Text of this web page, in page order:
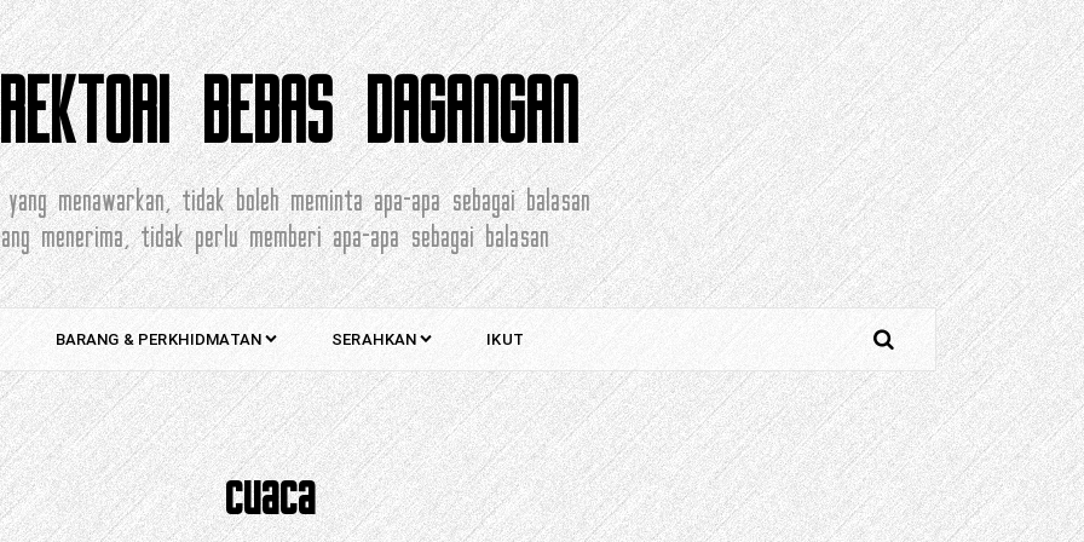
BEBAS DAGANGAN
menawarkan, tidak boleh meminta apa-apa sebagai balasan
menerima, tidak perlu memberi apa-apa sebagai balasan
BARANG & PERKHIDMATAN SERAHKAN IKUT
cuaca